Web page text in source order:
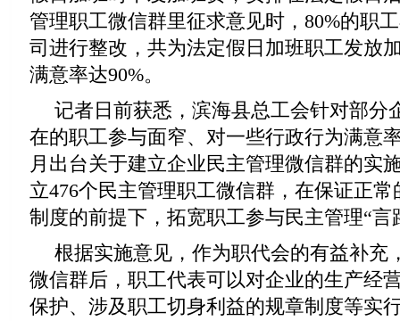
管理职工微信群里征求意见时，80%的职
司进行整改，共为法定假日加班职工发放
满意率达90%。
记者日前获悉，滨海县总工会针对部分
在的职工参与面窄、对一些行政行为满意
月出台关于建立企业民主管理微信群的实
立476个民主管理职工微信群，在保证正
制度的前提下，拓宽职工参与民主管理“言
根据实施意见，作为职代会的有益补充
微信群后，职工代表可以对企业的生产经
保护、涉及职工切身利益的规章制度等实